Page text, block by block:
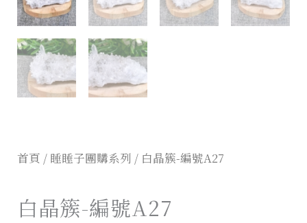
首頁 / 睡睡子團購系列 / 白晶簇-編號A27
白晶簇-編號A27